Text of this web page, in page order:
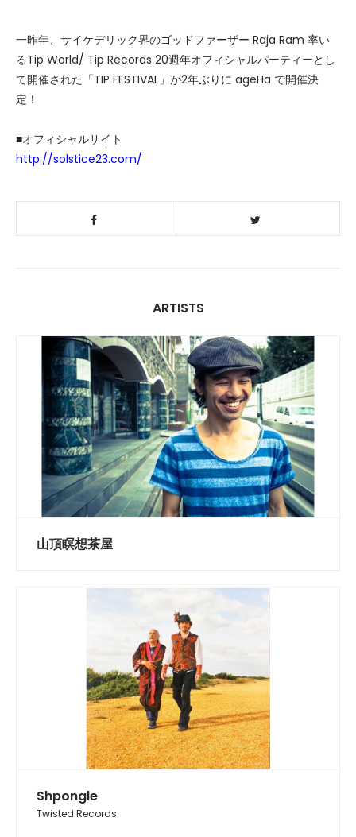
一昨年、サイケデリック界のゴッドファーザー Raja Ram 率い
るTip World/ Tip Records 20週年オフィシャルパーティーとし
て開催された「TIP FESTIVAL」が2年ぶりに ageHa で開催決
定！
■オフィシャルサイト
http://solstice23.com/
ARTISTS
山頂瞑想茶屋
Shpongle
Twisted Records